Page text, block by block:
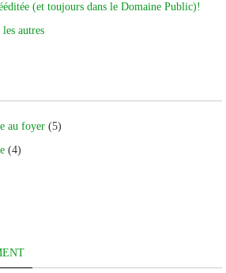
(et toujours dans le Domaine Public)!
autres
au foyer (5)
(4)